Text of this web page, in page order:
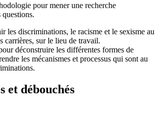
pour mener une recherche
les discriminations, le racisme et le sexisme au
carrières, sur le lieu de travail.
déconstruire les différentes formes de
les mécanismes et processus qui sont au
et débouchés